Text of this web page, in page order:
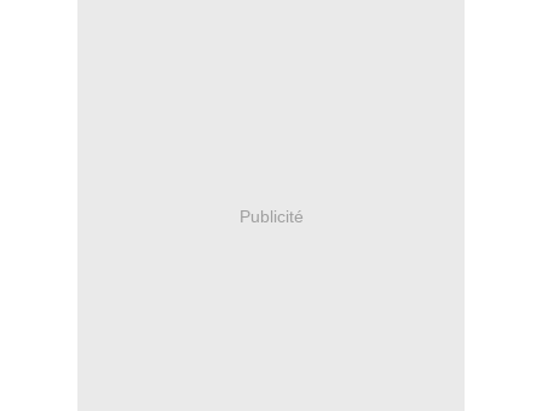
Publicité